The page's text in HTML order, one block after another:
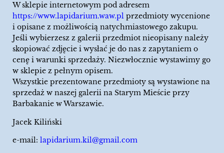
W sklepie internetowym pod adresem
https://www.lapidarium.waw.pl przedmioty wycenione
i opisane z możliwością natychmiastowego zakupu.
Jeśli wybierzesz z galerii przedmiot nieopisany należy
skopiować zdjęcie i wysłać je do nas z zapytaniem o
cenę i warunki sprzedaży. Niezwłocznie wystawimy go
w sklepie z pełnym opisem.
Wszystkie prezentowane przedmioty są wystawione na
sprzedaż w naszej galerii na Starym Mieście przy
Barbakanie w Warszawie.
Jacek Kiliński
e-mail: lapidarium.kil@gmail.com